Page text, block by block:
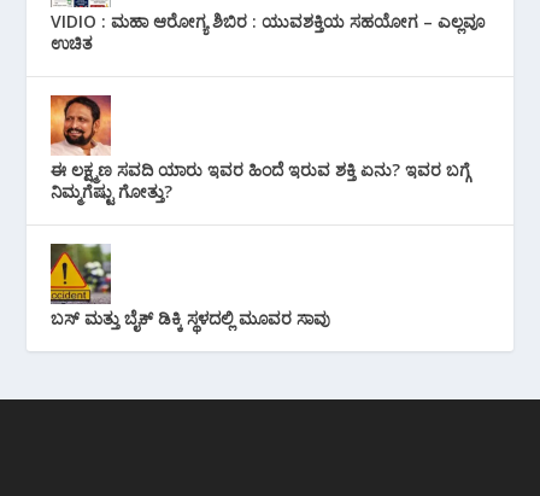
VIDIO : ಮಹಾ ಆರೋಗ್ಯ ಶಿಬಿರ : ಯುವಶಕ್ತಿಯ ಸಹಯೋಗ – ಎಲ್ಲವೂ
ಉಚಿತ
ಈ ಲಕ್ಷ್ಮಣ ಸವದಿ ಯಾರು ಇವರ ಹಿಂದೆ ಇರುವ ಶಕ್ತಿ ಏನು? ಇವರ ಬಗ್ಗೆ
ನಿಮ್ಮಗೆಷ್ಟು ಗೋತ್ತು?
ಬಸ್ ಮತ್ತು ಬೈಕ್ ಡಿಕ್ಕಿ ಸ್ಥಳದಲ್ಲಿ ಮೂವರ ಸಾವು